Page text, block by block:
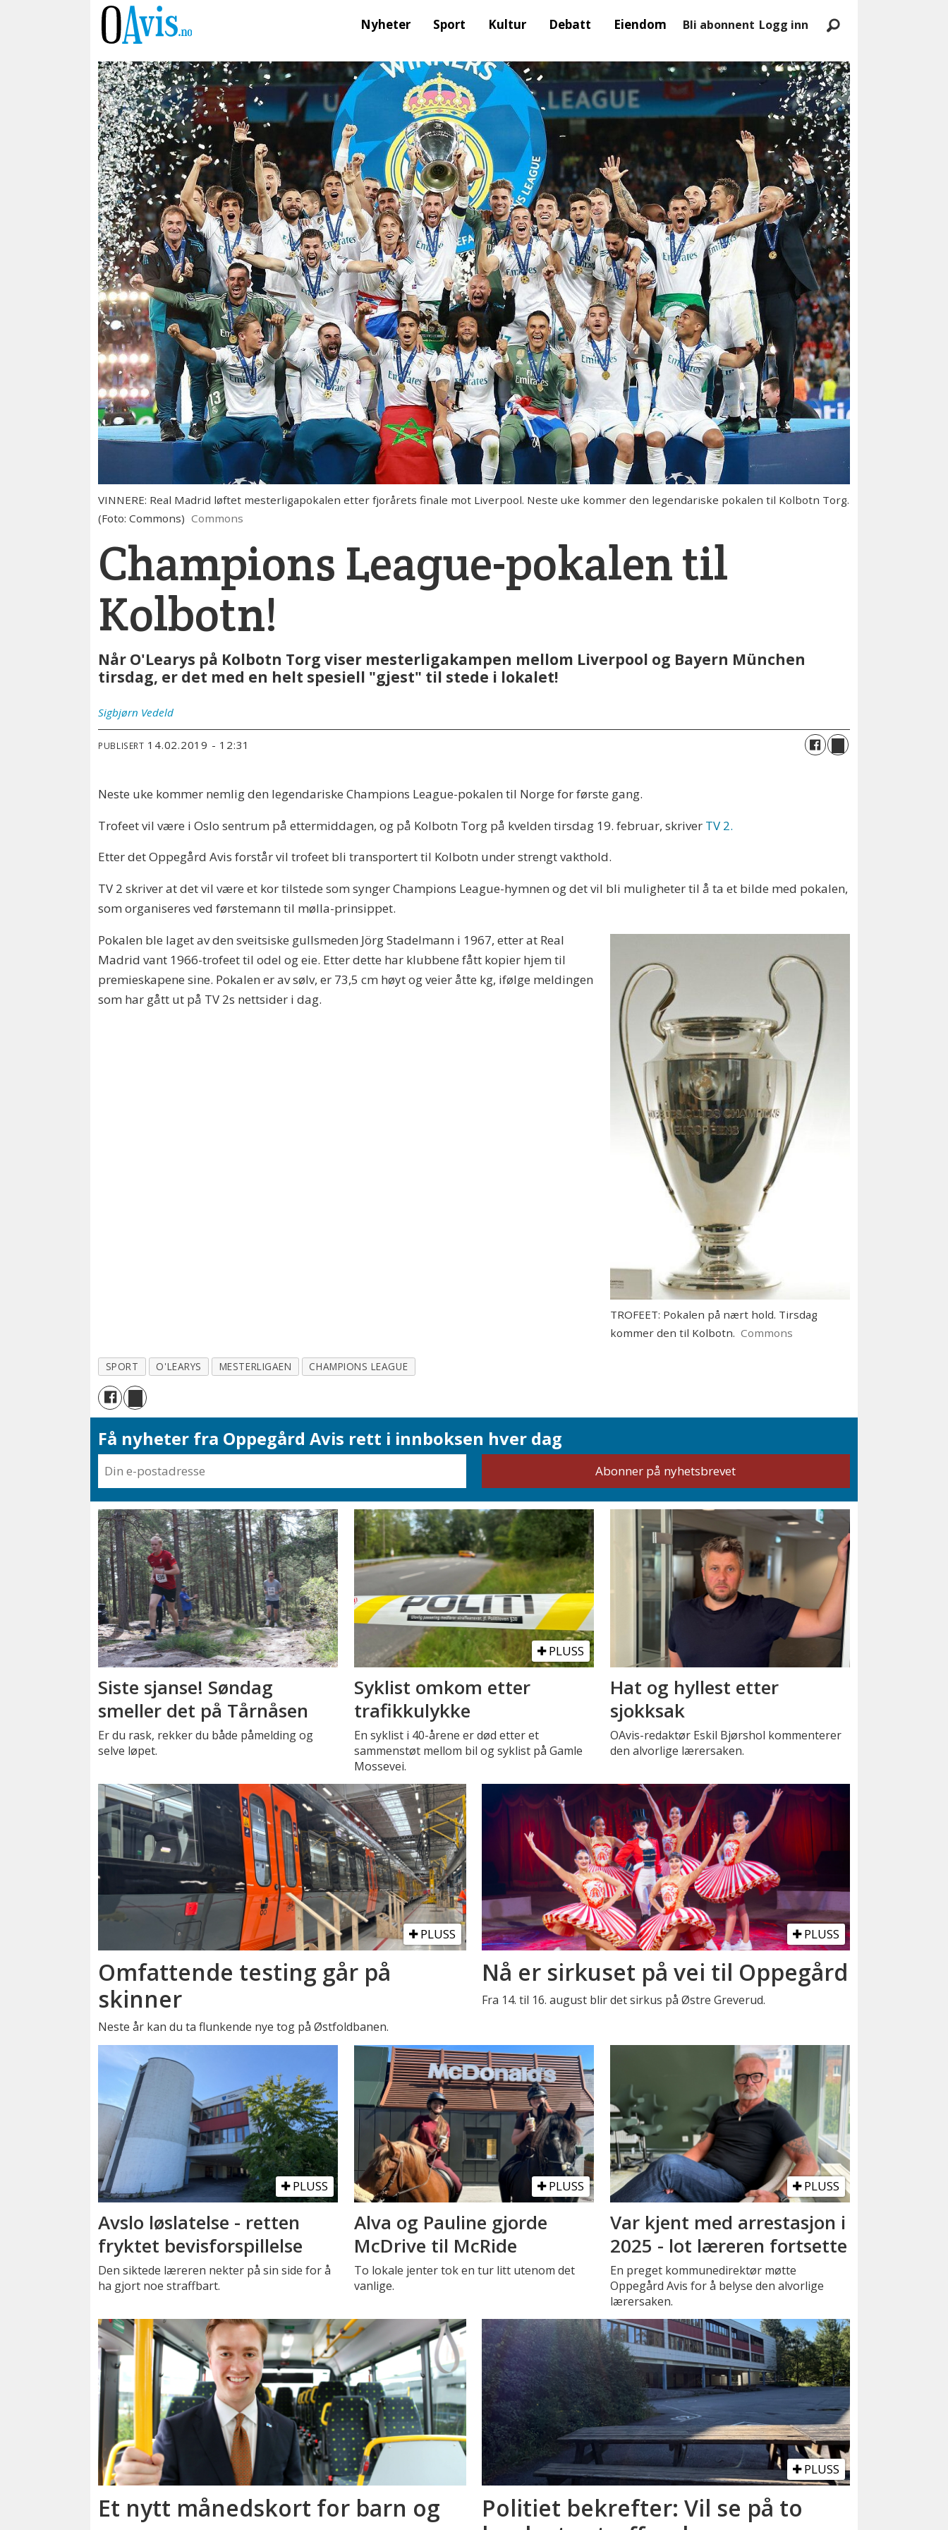
Nyheter Sport Kultur Debatt Eiendom Bli abonnent Logg inn
VINNERE: Real Madrid løftet mesterligapokalen etter fjorårets finale mot Liverpool. Neste uke kommer den legendariske pokalen til Kolbotn Torg.
(Foto: Commons) Commons
Champions League-pokalen til
Kolbotn!
Når O'Learys på Kolbotn Torg viser mesterligakampen mellom Liverpool og Bayern München
tirsdag, er det med en helt spesiell "gjest" til stede i lokalet!
Sigbjørn Vedeld
PUBLISERT 14.02.2019 - 12:31
Neste uke kommer nemlig den legendariske Champions League-pokalen til Norge for første gang.
Trofeet vil være i Oslo sentrum på ettermiddagen, og på Kolbotn Torg på kvelden tirsdag 19. februar, skriver TV 2.
Etter det Oppegård Avis forstår vil trofeet bli transportert til Kolbotn under strengt vakthold.
TV 2 skriver at det vil være et kor tilstede som synger Champions League-hymnen og det vil bli muligheter til å ta et bilde med pokalen,
som organiseres ved førstemann til mølla-prinsippet.
TROFEET: Pokalen på nært hold. Tirsdag
kommer den til Kolbotn. Commons
Pokalen ble laget av den sveitsiske gullsmeden Jörg Stadelmann i 1967, etter at Real
Madrid vant 1966-trofeet til odel og eie. Etter dette har klubbene fått kopier hjem til
premieskapene sine. Pokalen er av sølv, er 73,5 cm høyt og veier åtte kg, ifølge meldingen
som har gått ut på TV 2s nettsider i dag.
SPORT O'LEARYS MESTERLIGAEN CHAMPIONS LEAGUE
Få nyheter fra Oppegård Avis rett i innboksen hver dag
Siste sjanse! Søndag
smeller det på Tårnåsen
Er du rask, rekker du både påmelding og
selve løpet.
PLUSS
Syklist omkom etter
trafikkulykke
En syklist i 40-årene er død etter et
sammenstøt mellom bil og syklist på Gamle
Mossevei.
Hat og hyllest etter
sjokksak
OAvis-redaktør Eskil Bjørshol kommenterer
den alvorlige lærersaken.
PLUSS
Omfattende testing går på
skinner
Neste år kan du ta flunkende nye tog på Østfoldbanen.
PLUSS
Nå er sirkuset på vei til Oppegård
Fra 14. til 16. august blir det sirkus på Østre Greverud.
PLUSS
Avslo løslatelse - retten
fryktet bevisforspillelse
Den siktede læreren nekter på sin side for å
ha gjort noe straffbart.
PLUSS
Alva og Pauline gjorde
McDrive til McRide
To lokale jenter tok en tur litt utenom det
vanlige.
PLUSS
Var kjent med arrestasjon i
2025 - lot læreren fortsette
En preget kommunedirektør møtte
Oppegård Avis for å belyse den alvorlige
lærersaken.
Et nytt månedskort for barn og
PLUSS
Politiet bekrefter: Vil se på to